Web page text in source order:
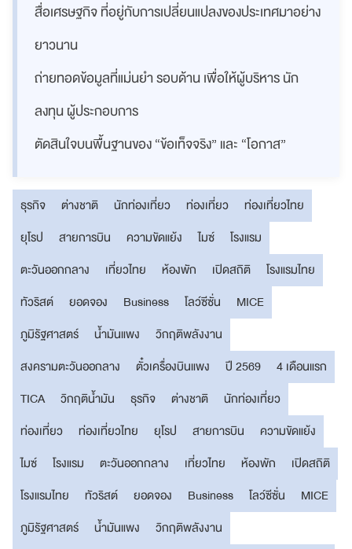
สื่อเศรษฐกิจ ที่อยู่กับการเปลี่ยนแปลงของประเทศมาอย่าง
ยาวนาน
ถ่ายทอดข้อมูลที่แม่นยำ รอบด้าน เพื่อให้ผู้บริหาร นัก
ลงทุน ผู้ประกอบการ
ตัดสินใจบนพื้นฐานของ “ข้อเท็จจริง” และ “โอกาส”
ธุรกิจ ต่างชาติ นักท่องเที่ยว ท่องเที่ยว
ท่องเที่ยวไทย
ยุโรป
สายการบิน ความขัดแย้ง ไมซ์
โรงแรม
ตะวันออกกลาง
เที่ยวไทย ห้องพัก เปิดสถิติ
โรงแรมไทย
ทัวริสต์
ยอดจอง Business โลว์ซีซั่น
MICE
ภูมิรัฐศาสตร์
น้ำมันแพง
วิกฤติพลังงาน
สงครามตะวันออกลาง
ตั๋วเครื่องบินแพง ปี 2569
4 เดือนแรก
TICA
วิกฤติน้ำมัน ธุรกิจ ต่างชาติ
นักท่องเที่ยว
ท่องเที่ยว
ท่องเที่ยวไทย ยุโรป สายการบิน
ความขัดแย้ง
ไมซ์
โรงแรม ตะวันออกกลาง เที่ยวไทย ห้องพัก
เปิดสถิติ
โรงแรมไทย
ทัวริสต์ ยอดจอง Business โลว์ซีซั่น
MICE
ภูมิรัฐศาสตร์
น้ำมันแพง
วิกฤติพลังงาน